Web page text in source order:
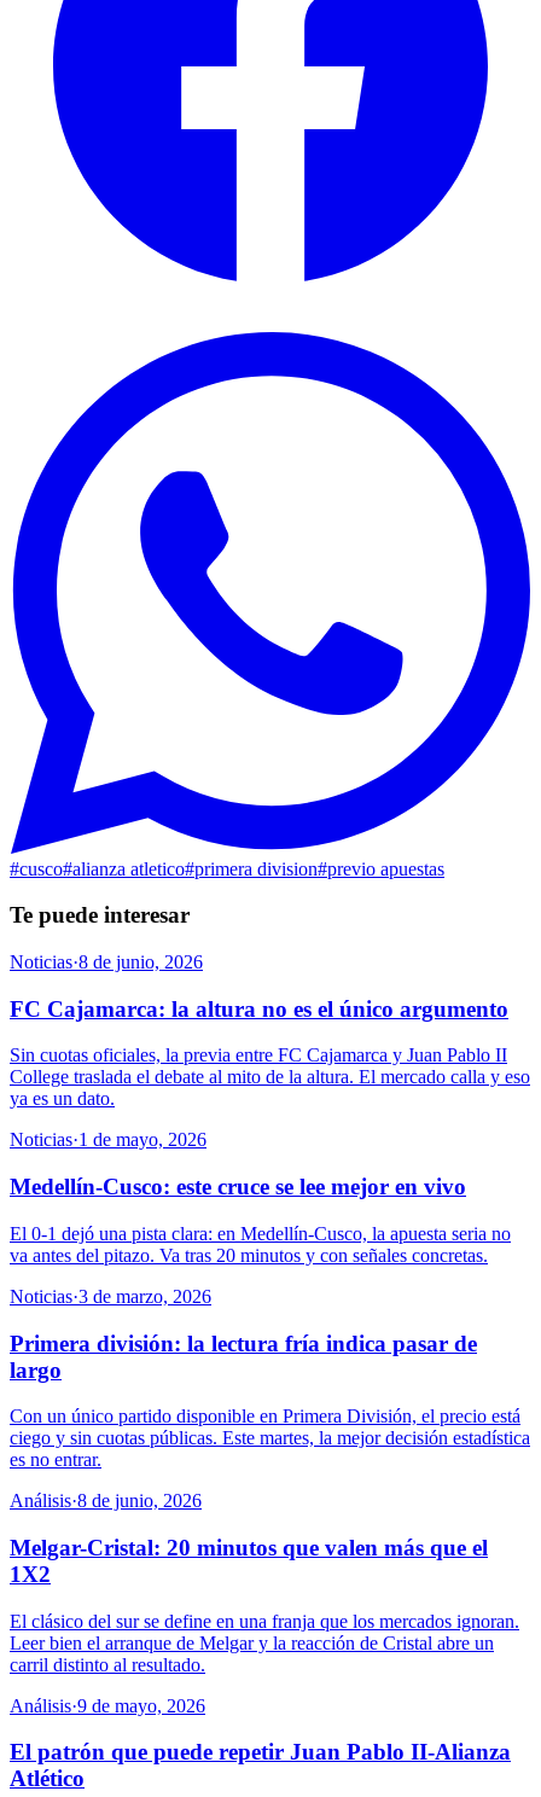
#cusco#alianza atletico#primera division#previo apuestas
Te puede interesar
Noticias·8 de junio, 2026
FC Cajamarca: la altura no es el único argumento
Sin cuotas oficiales, la previa entre FC Cajamarca y Juan Pablo II
College traslada el debate al mito de la altura. El mercado calla y eso
ya es un dato.
Noticias·1 de mayo, 2026
Medellín-Cusco: este cruce se lee mejor en vivo
El 0-1 dejó una pista clara: en Medellín-Cusco, la apuesta seria no
va antes del pitazo. Va tras 20 minutos y con señales concretas.
Noticias·3 de marzo, 2026
Primera división: la lectura fría indica pasar de
largo
Con un único partido disponible en Primera División, el precio está
ciego y sin cuotas públicas. Este martes, la mejor decisión estadística
es no entrar.
Análisis·8 de junio, 2026
Melgar-Cristal: 20 minutos que valen más que el
1X2
El clásico del sur se define en una franja que los mercados ignoran.
Leer bien el arranque de Melgar y la reacción de Cristal abre un
carril distinto al resultado.
Análisis·9 de mayo, 2026
El patrón que puede repetir Juan Pablo II-Alianza
Atlético